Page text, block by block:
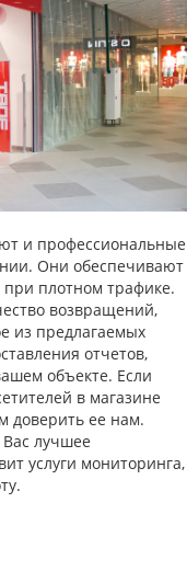
и профессиональные
Они обеспечивают
плотном трафике.
возвращений,
из предлагаемых
отчетов,
объекте. Если
в магазине
доверить ее нам.
лучшее
услуги мониторинга,